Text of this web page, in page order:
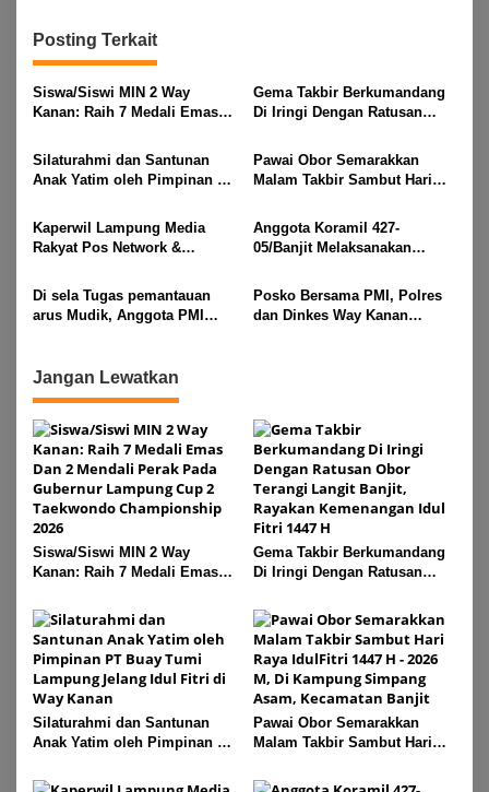
Posting Terkait
Siswa/Siswi MIN 2 Way
Kanan: Raih 7 Medali Emas
Gubernur Lampung Cup 2
Taekwondo Championship
Gema Takbir Berkumandang
Di Iringi Dengan Ratusan
Rayakan Kemenangan Idul
Fitri 1447 H
Silaturahmi dan Santunan
Anak Yatim oleh Pimpinan PT
Idul Fitri di Way Kanan
Pawai Obor Semarakkan
Malam Takbir Sambut Hari
M, Di Kampung Simpang
Asam, Kecamatan Banjit
Kaperwil Lampung Media
Rakyat Pos Network &
Network,Tergabung Di Forum
DPC KWRI, Way Kanan :
Mengucapkan Selamat Hari
Anggota Koramil 427-
05/Banjit Melaksanakan
ogoh Di Wilayah Bali Sadhar,
Kecamatan Banjit
Di sela Tugas pemantauan
arus Mudik, Anggota PMI
Demi Selamatkan Nyawa
Bocah 7 Tahun
Posko Bersama PMI, Polres
dan Dinkes Way Kanan
Jangan Lewatkan
Siswa/Siswi MIN 2 Way
Kanan: Raih 7 Medali Emas
Gubernur Lampung Cup 2
Taekwondo Championship
2026
Gema Takbir Berkumandang
Di Iringi Dengan Ratusan
Rayakan Kemenangan Idul
Fitri 1447 H
Silaturahmi dan Santunan
Anak Yatim oleh Pimpinan PT
Idul Fitri di Way Kanan
Pawai Obor Semarakkan
Malam Takbir Sambut Hari
M, Di Kampung Simpang